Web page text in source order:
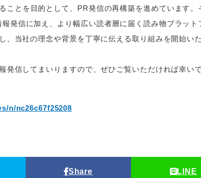
ことを目的として、PR発信の再構築を進めています。
発信に加え、より幅広い読者層に届く読み物プラット
、当社の理念や背景を丁寧に伝える取り組みを開始い
発信してまいりますので、ぜひご覧いただければ幸いで
n/nc26c67f25208
Share LINE